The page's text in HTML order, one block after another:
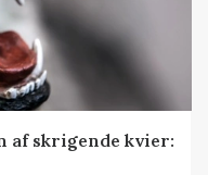
af skrigende kvier: